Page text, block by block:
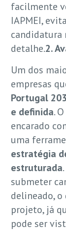
facilmente
IAPMEI,
candidatura
detalhe.2.
Um dos
empresas
Portugal
e definida.
encarado
uma
estratégia
estruturada
submeter
delineado,
projeto, já
pode ser